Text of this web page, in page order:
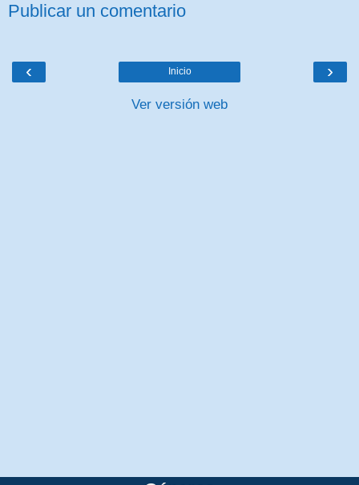
Publicar un comentario
‹ ›
Inicio
Ver versión web